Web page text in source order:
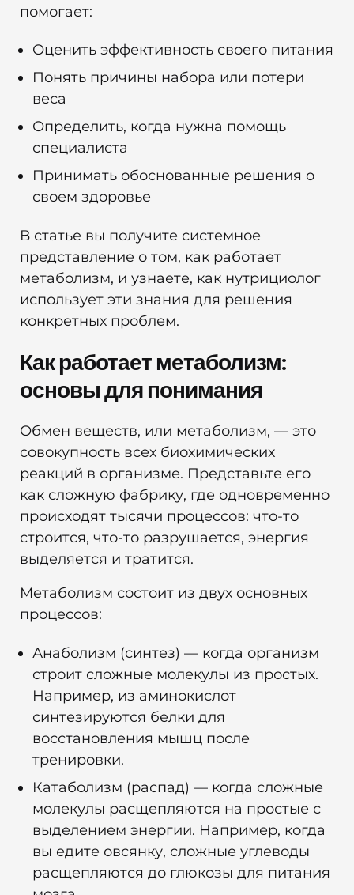
помогает:
Оценить эффективность своего питания
Понять причины набора или потери
веса
Определить, когда нужна помощь
специалиста
Принимать обоснованные решения о
своем здоровье
В статье вы получите системное
представление о том, как работает
метаболизм, и узнаете, как нутрициолог
использует эти знания для решения
конкретных проблем.
Как работает метаболизм:
основы для понимания
Обмен веществ, или метаболизм, — это
совокупность всех биохимических
реакций в организме. Представьте его
как сложную фабрику, где одновременно
происходят тысячи процессов: что-то
строится, что-то разрушается, энергия
выделяется и тратится.
Метаболизм состоит из двух основных
процессов:
Анаболизм (синтез) — когда организм
строит сложные молекулы из простых.
Например, из аминокислот
синтезируются белки для
восстановления мышц после
тренировки.
Катаболизм (распад) — когда сложные
молекулы расщепляются на простые с
выделением энергии. Например, когда
вы едите овсянку, сложные углеводы
расщепляются до глюкозы для питания